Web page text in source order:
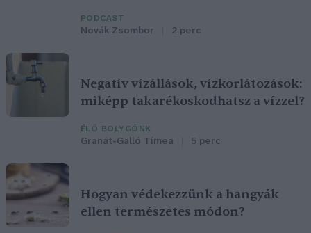
PODCAST
Novák Zsombor 2 perc
Negatív vízállások, vízkorlátozások:
miképp takarékoskodhatsz a vízzel?
ÉLŐ BOLYGÓNK
Granát-Galló Tímea 5 perc
Hogyan védekezzünk a hangyák
ellen természetes módon?